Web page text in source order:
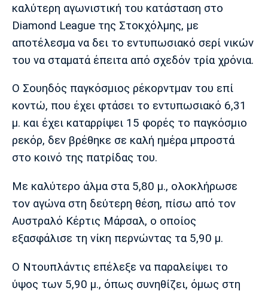
Πολιτισμός
Τραγούδια
Cine Spot
Running
Media
Παρασκήνιο
Πρόγραμμα TV
Ιωνικός Κηφισιά Πανσερραϊκός
Μπαρτσελόνα
Μαδρίτης
Μαδρίτης
Μάντσεστερ
Γιουνάιτεντ
Τσέλσι Άρσεναλ
Λίβερπουλ
Μάντσεστερ
Σίτι
Γιουβέντους
καλύτερη αγωνιστική του κατάσταση στο
Diamond League της Στοκχόλμης, με
αποτέλεσμα να δει το εντυπωσιακό σερί νικών
του να σταματά έπειτα από σχεδόν τρία χρόνια.
Ο Σουηδός παγκόσμιος ρέκορντμαν του επί
κοντώ, που έχει φτάσει το εντυπωσιακό 6,31
μ. και έχει καταρρίψει 15 φορές το παγκόσμιο
ρεκόρ, δεν βρέθηκε σε καλή ημέρα μπροστά
στο κοινό της πατρίδας του.
Με καλύτερο άλμα στα 5,80 μ., ολοκλήρωσε
τον αγώνα στη δεύτερη θέση, πίσω από τον
Αυστραλό Κέρτις Μάρσαλ, ο οποίος
εξασφάλισε τη νίκη περνώντας τα 5,90 μ.
Ο Ντουπλάντις επέλεξε να παραλείψει το
ύψος των 5,90 μ., όπως συνηθίζει, όμως στη